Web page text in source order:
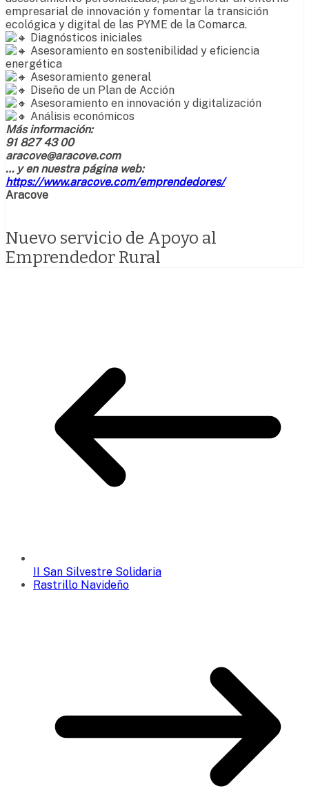
empresarial de innovación y fomentar la transición
ecológica y digital de las PYME de la Comarca.
Diagnósticos iniciales
Asesoramiento en sostenibilidad y eficiencia
energética
Asesoramiento general
Diseño de un Plan de Acción
Asesoramiento en innovación y digitalización
Análisis económicos
Más información:
91 827 43 00
aracove@aracove.com
… y en nuestra página web:
https://www.aracove.com/emprendedores/
Aracove
Nuevo servicio de Apoyo al
Emprendedor Rural
II San Silvestre Solidaria
Rastrillo Navideño